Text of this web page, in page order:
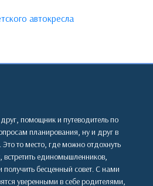
автокресла
друг, помощник и путеводитель по
планирования, ну и друг в
то место, где можно отдохнуть
встретить единомышленников,
бесценный совет. С нами
уверенными в себе родителями,